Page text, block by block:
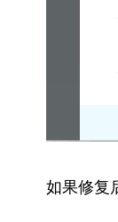
如果修复